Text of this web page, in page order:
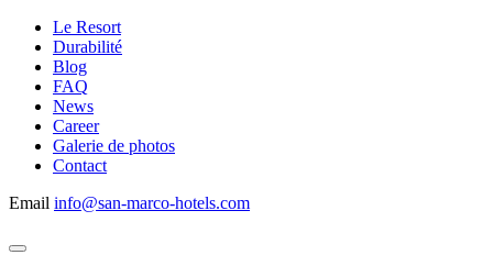
Le Resort
Durabilité
Blog
FAQ
News
Career
Galerie de photos
Contact
Email info@san-marco-hotels.com